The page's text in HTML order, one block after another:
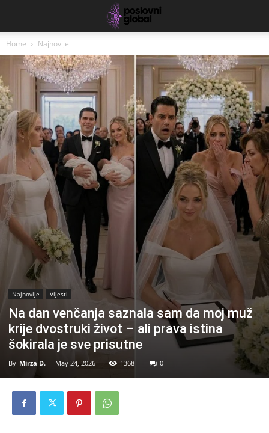
Home Najnovije
Najnovije Vijesti
Na dan venčanja saznala sam da moj muž
krije dvostruki život – ali prava istina
šokirala je sve prisutne
By Mirza D. - May 24, 2026 1368 0